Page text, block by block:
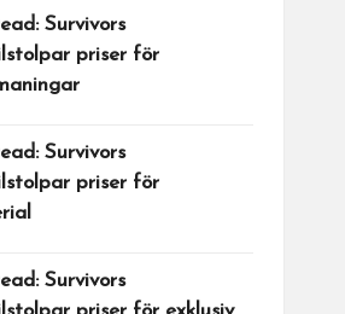
Survivors
priser för
Survivors
priser för
Survivors